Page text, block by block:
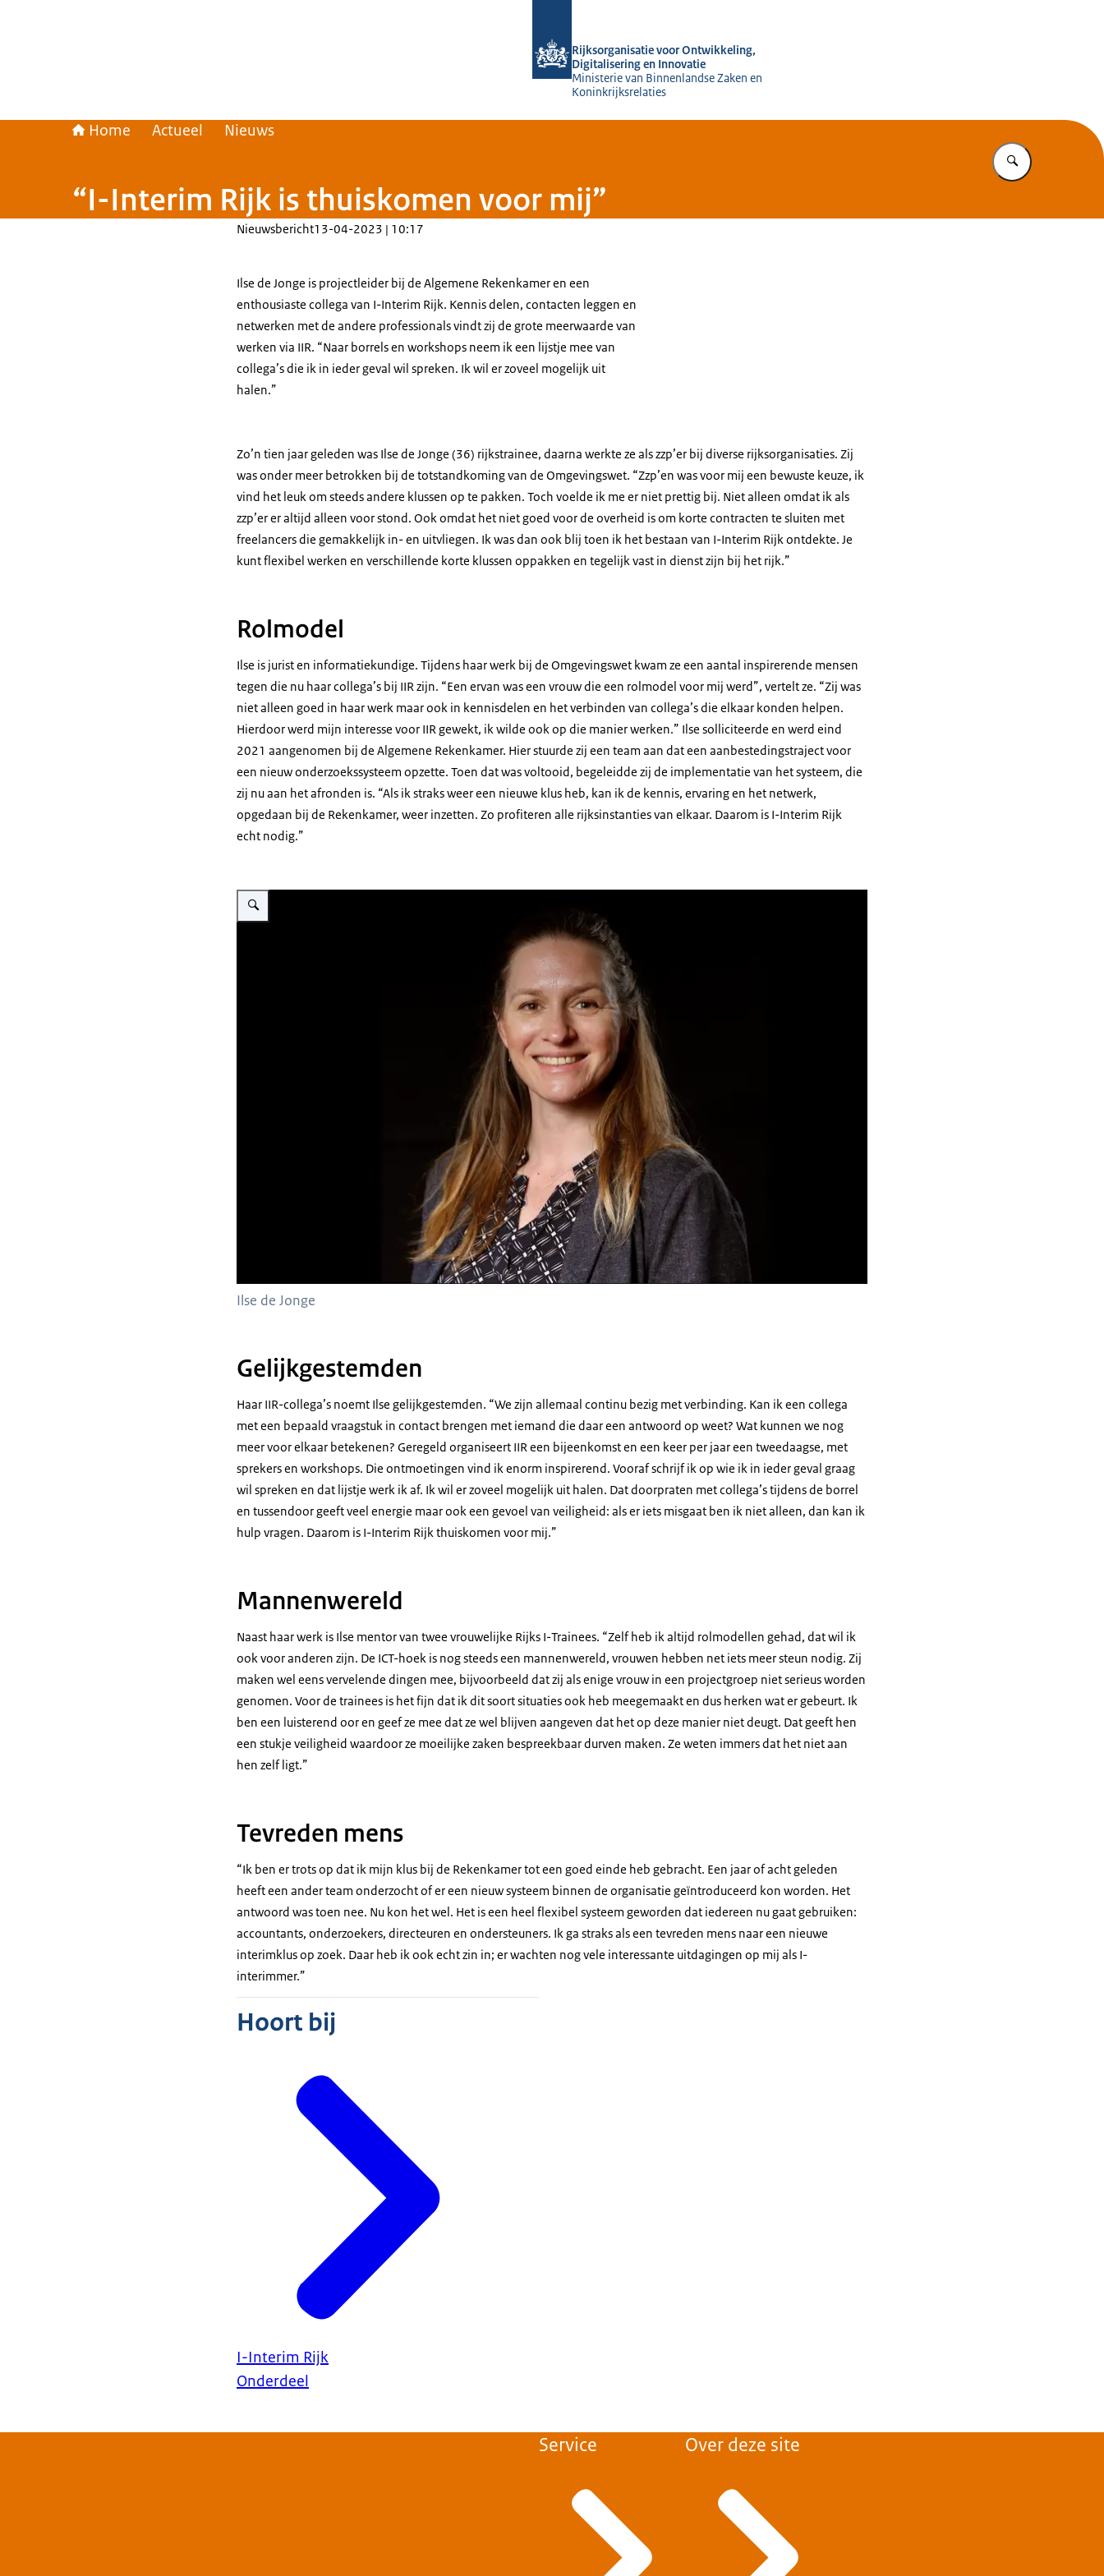
Rijksorganisatie voor Ontwikkeling,
Digitalisering en Innovatie
Ministerie van Binnenlandse Zaken en
Koninkrijksrelaties
Home Actueel Nieuws
Vul in wat u
“I-Interim Rijk is thuiskomen voor mij”
Nieuwsbericht13-04-2023 | 10:17
Ilse de Jonge is projectleider bij de Algemene Rekenkamer en een
enthousiaste collega van I-Interim Rijk. Kennis delen, contacten leggen en
netwerken met de andere professionals vindt zij de grote meerwaarde van
werken via IIR. “Naar borrels en workshops neem ik een lijstje mee van
collega’s die ik in ieder geval wil spreken. Ik wil er zoveel mogelijk uit
halen.”
Zo’n tien jaar geleden was Ilse de Jonge (36) rijkstrainee, daarna werkte ze als zzp’er bij diverse rijksorganisaties. Zij
was onder meer betrokken bij de totstandkoming van de Omgevingswet. “Zzp’en was voor mij een bewuste keuze, ik
vind het leuk om steeds andere klussen op te pakken. Toch voelde ik me er niet prettig bij. Niet alleen omdat ik als
zzp’er er altijd alleen voor stond. Ook omdat het niet goed voor de overheid is om korte contracten te sluiten met
freelancers die gemakkelijk in- en uitvliegen. Ik was dan ook blij toen ik het bestaan van I-Interim Rijk ontdekte. Je
kunt flexibel werken en verschillende korte klussen oppakken en tegelijk vast in dienst zijn bij het rijk.”
Rolmodel
Ilse is jurist en informatiekundige. Tijdens haar werk bij de Omgevingswet kwam ze een aantal inspirerende mensen
tegen die nu haar collega’s bij IIR zijn. “Een ervan was een vrouw die een rolmodel voor mij werd”, vertelt ze. “Zij was
niet alleen goed in haar werk maar ook in kennisdelen en het verbinden van collega’s die elkaar konden helpen.
Hierdoor werd mijn interesse voor IIR gewekt, ik wilde ook op die manier werken.” Ilse solliciteerde en werd eind
2021 aangenomen bij de Algemene Rekenkamer. Hier stuurde zij een team aan dat een aanbestedingstraject voor
een nieuw onderzoekssysteem opzette. Toen dat was voltooid, begeleidde zij de implementatie van het systeem, die
zij nu aan het afronden is. “Als ik straks weer een nieuwe klus heb, kan ik de kennis, ervaring en het netwerk,
opgedaan bij de Rekenkamer, weer inzetten. Zo profiteren alle rijksinstanties van elkaar. Daarom is I-Interim Rijk
echt nodig.”
Vergroot afbeelding Ilse de Jonge
Ilse de Jonge
Gelijkgestemden
Haar IIR-collega’s noemt Ilse gelijkgestemden. “We zijn allemaal continu bezig met verbinding. Kan ik een collega
met een bepaald vraagstuk in contact brengen met iemand die daar een antwoord op weet? Wat kunnen we nog
meer voor elkaar betekenen? Geregeld organiseert IIR een bijeenkomst en een keer per jaar een tweedaagse, met
sprekers en workshops. Die ontmoetingen vind ik enorm inspirerend. Vooraf schrijf ik op wie ik in ieder geval graag
wil spreken en dat lijstje werk ik af. Ik wil er zoveel mogelijk uit halen. Dat doorpraten met collega’s tijdens de borrel
en tussendoor geeft veel energie maar ook een gevoel van veiligheid: als er iets misgaat ben ik niet alleen, dan kan ik
hulp vragen. Daarom is I-Interim Rijk thuiskomen voor mij.”
Mannenwereld
Naast haar werk is Ilse mentor van twee vrouwelijke Rijks I-Trainees. “Zelf heb ik altijd rolmodellen gehad, dat wil ik
ook voor anderen zijn. De ICT-hoek is nog steeds een mannenwereld, vrouwen hebben net iets meer steun nodig. Zij
maken wel eens vervelende dingen mee, bijvoorbeeld dat zij als enige vrouw in een projectgroep niet serieus worden
genomen. Voor de trainees is het fijn dat ik dit soort situaties ook heb meegemaakt en dus herken wat er gebeurt. Ik
ben een luisterend oor en geef ze mee dat ze wel blijven aangeven dat het op deze manier niet deugt. Dat geeft hen
een stukje veiligheid waardoor ze moeilijke zaken bespreekbaar durven maken. Ze weten immers dat het niet aan
hen zelf ligt.”
Tevreden mens
“Ik ben er trots op dat ik mijn klus bij de Rekenkamer tot een goed einde heb gebracht. Een jaar of acht geleden
heeft een ander team onderzocht of er een nieuw systeem binnen de organisatie geïntroduceerd kon worden. Het
antwoord was toen nee. Nu kon het wel. Het is een heel flexibel systeem geworden dat iedereen nu gaat gebruiken:
accountants, onderzoekers, directeuren en ondersteuners. Ik ga straks als een tevreden mens naar een nieuwe
interimklus op zoek. Daar heb ik ook echt zin in; er wachten nog vele interessante uitdagingen op mij als I-
interimmer.”
Hoort bij
I-Interim Rijk
Onderdeel
Service Over deze site